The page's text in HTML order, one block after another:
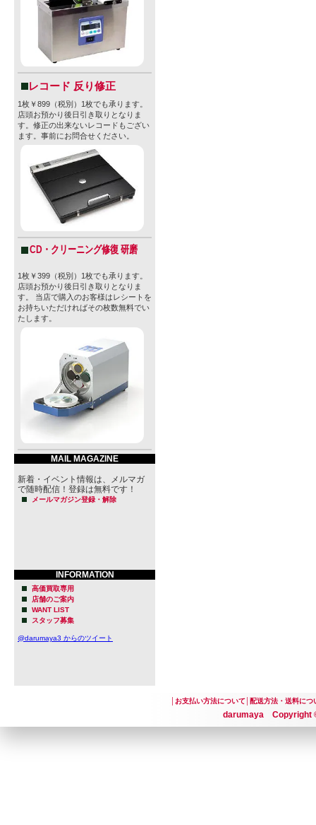
レコード 反り修正
1枚￥899（税別）1枚でも承ります。
店頭お預かり後日引き取りとなりま
す。修正の出来ないレコードもござい
ます。事前にお問合せください。
CD・クリーニング修復 研磨
1枚￥399（税別）1枚でも承ります。
店頭お預かり後日引き取りとなりま
す。 当店で購入のお客様はレシートを
お持ちいただければその枚数無料でい
たします。
MAIL MAGAZINE
新着・イベント情報は、メルマガ
で随時配信！登録は無料です！
メールマガジン登録・解除
INFORMATION
高価買取専用
店舗のご案内
WANT LIST
スタッフ募集
@darumaya3 からのツイート
お支払い方法について│ 配送方法・送料につ
darumaya Copyright